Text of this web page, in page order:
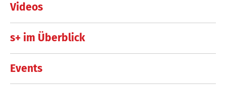
Videos
s+ im Überblick
Events